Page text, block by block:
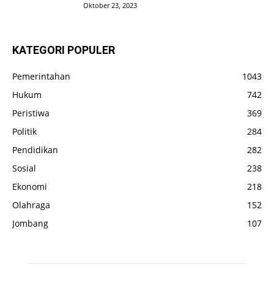
Oktober 23, 2023
KATEGORI POPULER
Pemerintahan
1043
Hukum
742
Peristiwa
369
Politik
284
Pendidikan
282
Sosial
238
Ekonomi
218
Olahraga
152
Jombang
107